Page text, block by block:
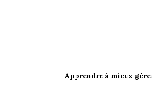
Apprendre à mieux